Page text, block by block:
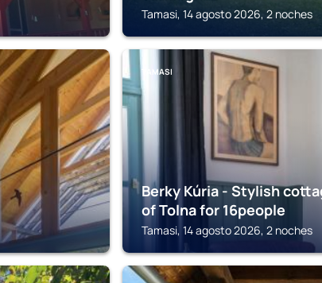
Tamasi, 14 agosto 2026, 2 noches
TAMASI
Berky Kúria - Stylish
of Tolna for 16people
Tamasi, 14 agosto 2026, 2 noches